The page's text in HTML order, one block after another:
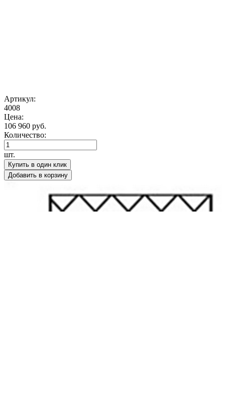
Артикул:
4008
Цена:
106 960 руб.
Количество:
шт.
Купить в один клик
Добавить в корзину